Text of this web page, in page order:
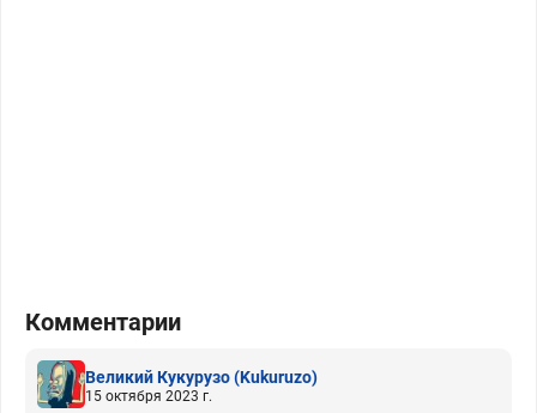
Комментарии
Великий Кукурузо(Kukuruzo)
15 октября 2023 г.